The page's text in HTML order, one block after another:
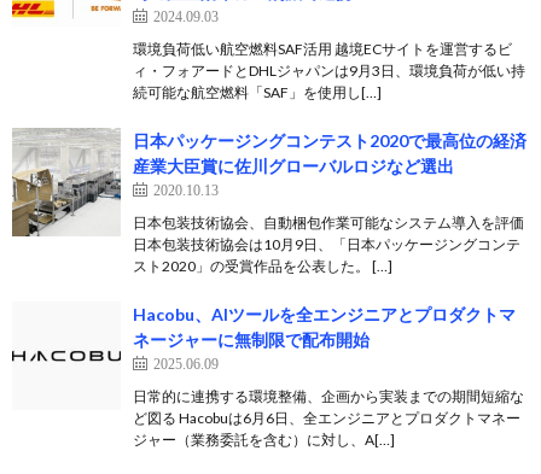
2024.09.03
環境負荷低い航空燃料SAF活用 越境ECサイトを運営するビ
ィ・フォアードとDHLジャパンは9月3日、環境負荷が低い持
続可能な航空燃料「SAF」を使用し[…]
日本パッケージングコンテスト2020で最高位の経済
産業大臣賞に佐川グローバルロジなど選出
2020.10.13
日本包装技術協会、自動梱包作業可能なシステム導入を評価
日本包装技術協会は10月9日、「日本パッケージングコンテ
スト2020」の受賞作品を公表した。 […]
Hacobu、AIツールを全エンジニアとプロダクトマ
ネージャーに無制限で配布開始
2025.06.09
日常的に連携する環境整備、企画から実装までの期間短縮な
ど図る Hacobuは6月6日、全エンジニアとプロダクトマネー
ジャー（業務委託を含む）に対し、A[…]